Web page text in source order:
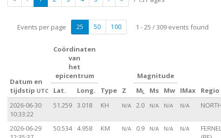
25 50 100
Events per page 1 - 25 / 309 events found
Datum en
tijdstip UTC
Coördinaten
van
het
epicentrum
Type
Z
Magnitude
IMax
Regio
Lat. Long. M L Ms
Mw
2026-06-30
10:33:22
51.259 3.018 KH N/A 2.0 N/A N/A N/A
2026-06-29
50.534 4.958 KM N/A 0.9 N/A N/A N/A